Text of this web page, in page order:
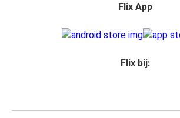
Flix App
Flix bij: